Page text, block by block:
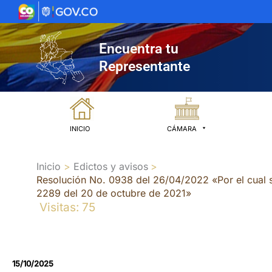
al
contenido
Encuentra tu
Representante
INICIO CÁMARA
Inicio
Edictos y avisos
Resolución No. 0938 del 26/04/2022 «Por el
2289 del 20 de octubre de 2021»
Visitas: 75
15/10/2025